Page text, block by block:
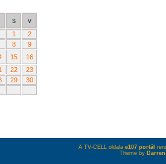
S V
1
2
8 9
15
16
22
23
29
30
A TV-CELL oldala e107 portál
Theme by